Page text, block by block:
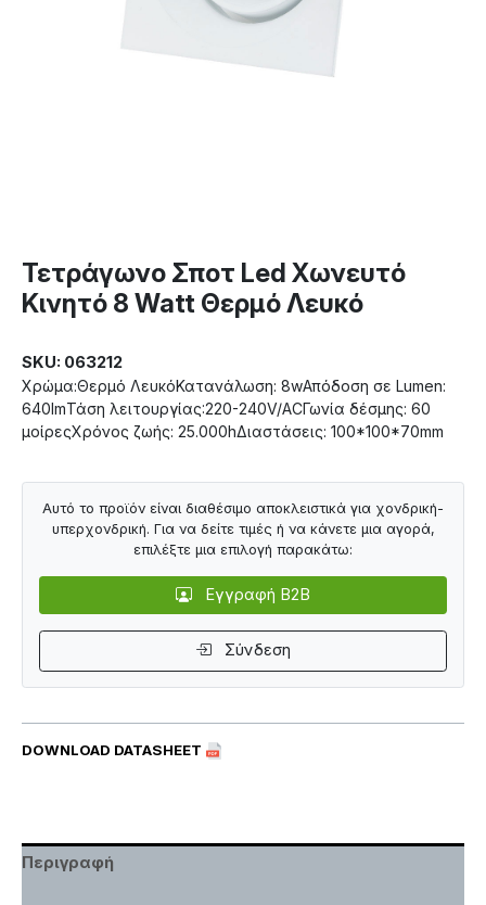
Τετράγωνο Σποτ Led Χωνευτό
Κινητό 8 Watt Θερμό Λευκό
SKU: 063212
Χρώμα:Θερμό ΛευκόΚατανάλωση: 8wΑπόδοση σε Lumen:
640lmΤάση λειτουργίας:220-240V/ACΓωνία δέσμης: 60
μοίρεςΧρόνος ζωής: 25.000hΔιαστάσεις: 100*100*70mm
DOWNLOAD DATASHEET
Αυτό το προϊόν είναι διαθέσιμο αποκλειστικά για χονδρική-
υπερχονδρική. Για να δείτε τιμές ή να κάνετε μια αγορά,
επιλέξτε μια επιλογή παρακάτω:
Εγγραφή B2B
Σύνδεση
Περιγραφή